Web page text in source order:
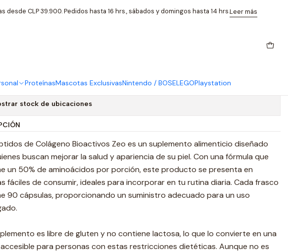
ProteínasMascotas ExclusivasNintendo / BOSELEGOPlaystation
CLP 39.900. Pedidos hasta 16 hrs., sábados y domingos hasta 14 hrs.Leer más
Colageno 90 Capsulas Piel Linea Premium
stock de ubicaciones
de Colágeno Bioactivos Zeo es un suplemento alimenticio diseñado
buscan mejorar la salud y apariencia de su piel. Con una fórmula que
un 50% de aminoácidos por porción, este producto se presenta en
fáciles de consumir, ideales para incorporar en tu rutina diaria. Cada frasco
90 cápsulas, proporcionando un suministro adecuado para un uso
es libre de gluten y no contiene lactosa, lo que lo convierte en una
para personas con estas restricciones dietéticas. Aunque no es